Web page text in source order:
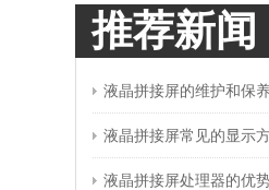
推荐新闻
液晶拼接屏的维护和保
液晶拼接屏常见的显示
液晶拼接屏处理器的优